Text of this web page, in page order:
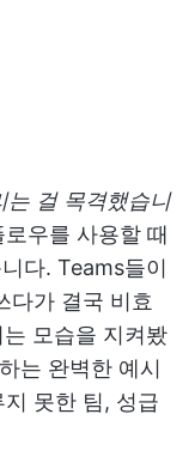
는 걸 목격했습니
우를 사용할 때
다. Teams들이
다가 결국 비효
모습을 지켜봤
는 완벽한 예시
못한 팀, 성급